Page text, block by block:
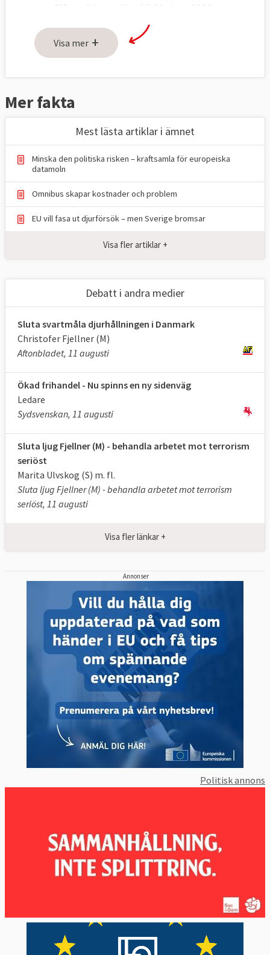
Bifoga högupplöst bild (minst 2000
pixlar) på debattör i liggande format.
Ange fotograf.
Om fler personer ska visas på bild
Skicka text och bild till:
red@europaportalen.se
Visa mer +
Mer fakta
Mest lästa artiklar i ämnet
Minska den politiska risken – kraftsamla för europeiska
datamoln
Omnibus skapar kostnader och problem
EU vill fasa ut djurförsök – men Sverige bromsar
Visa fler artiklar +
Debatt i andra medier
Sluta svartmåla djurhållningen i Danmark
Christofer Fjellner (M)
Aftonbladet, 11 augusti
Ökad frihandel - Nu spinns en ny sidenväg
Ledare
Sydsvenskan, 11 augusti
Sluta ljug Fjellner (M) - behandla arbetet mot terrorism
seriöst
Marita Ulvskog (S) m. fl.
Sluta ljug Fjellner (M) - behandla arbetet mot terrorism
seriöst, 11 augusti
Visa fler länkar +
Annonser
Politisk annons